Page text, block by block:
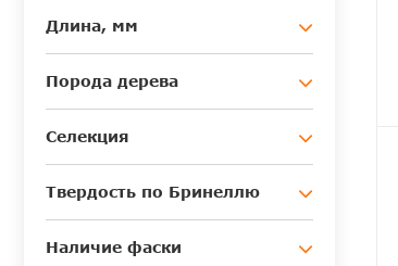
Длина, мм
Порода дерева
Селекция
Твердость по Бринеллю
Наличие фаски